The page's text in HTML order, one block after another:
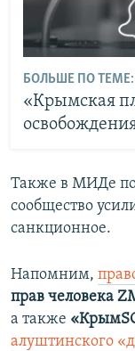
БОЛЬШЕ ПО ТЕМЕ:
«Крымская
Также в МИДе
сообщество
санкционное.
Напомним,
прав человека
а также «
алуштинского